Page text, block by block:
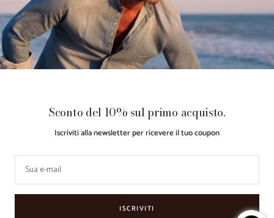
Sconto del 10% sul primo acquisto.
Iscriviti alla newsletter per ricevere il tuo coupon
Sua e-mail
ISCRIVITI
Acquista ora, Paga dopo con
Klarna
Paese/Area
Lingua
Made with ♥
by
Retail
Partner
Le tue preferenze relative alla
privacy